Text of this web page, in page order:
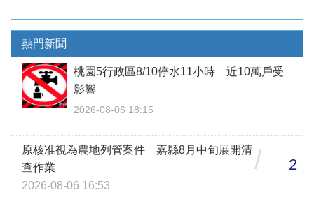
熱門新聞
桃園5行政區8/10停水11小時 近10萬戶受
影響
2026-08-06 18:15
原核准視為農地列管案件 嘉縣8月中旬展開清
查作業
2026-08-06 16:53
/ 2